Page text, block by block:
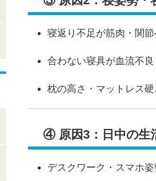
寝返り不足が筋肉・関
合わない寝具が血流不
枕の高さ・マットレス
④ 原因3：日中の生
デスクワーク・スマホ